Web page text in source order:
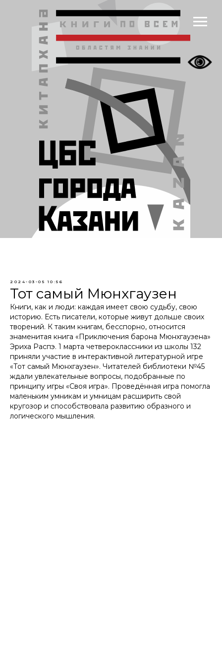
2024-03-05 10:56
Тот самый Мюнхгаузен
Книги, как и люди: каждая имеет свою судьбу, свою
историю. Есть писатели, которые живут дольше своих
творений. К таким книгам, бесспорно, относится
знаменитая книга «Приключения барона Мюнхгаузена»
Эриха Распэ. 1 марта четвероклассники из школы 132
приняли участие в интерактивной литературной игре
«Тот самый Мюнхгаузен». Читателей библиотеки №45
ждали увлекательные вопросы, подобранные по
принципу игры «Своя игра». Проведённая игра помогла
маленьким умникам и умницам расширить свой
кругозор и способствовала развитию образного и
логического мышления.